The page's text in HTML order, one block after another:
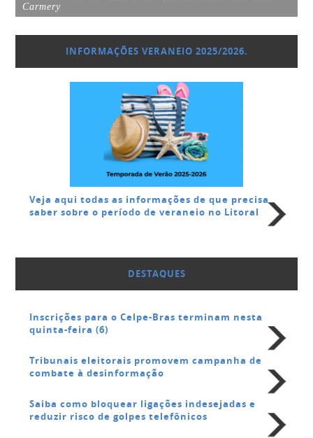
Casa do Balneário de Shangri-lá, em Pontal do Paraná
INFORMAÇÕES VERANEIO 2025/2026.
Veja aqui todas as informações de que precisa
saber sobre o período de veraneio no Litoral
DESTAQUES
Inscrições para o Celpe-Bras terminam nesta
quinta-feira (6)
Tribunais eleitorais promovem campanha de
combate à desinformação
Saiba como bloquear ligações indesejadas e
reduzir risco de golpes telefônicos